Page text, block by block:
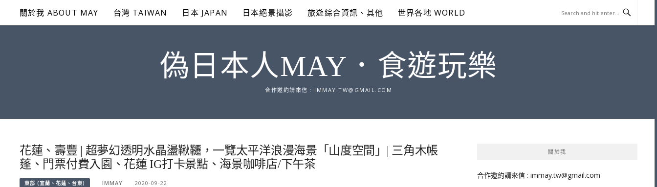
content
關於我 ABOUT MAY 台灣 TAIWAN 日本 JAPAN 日本絕景攝影 旅遊綜合資訊、其他 世界各地 WORLD
偽日本人MAY．食遊玩樂
合作邀約請來信 : IMMAY.TW@GMAIL.COM
花蓮、壽豐 | 超夢幻透明水晶盪鞦韆，一覽太平洋浪漫海景「山度空間」| 三角木帳
蓬、門票付費入園、花蓮 IG打卡景點、海景咖啡店/下午茶
東部 (宜蘭、花蓮、台東) IMMAY 2020-09-22
關於我
合作邀約請來信 : immay.tw@gmail.com